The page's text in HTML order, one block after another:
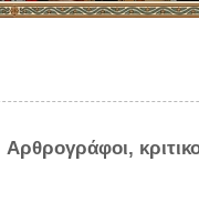
Αρθρογράφοι,